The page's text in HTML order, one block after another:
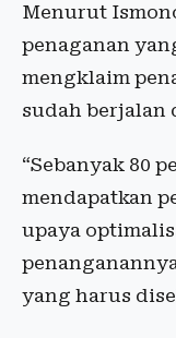
Menurut
penaganan
mengklaim
sudah berjalan
“Sebanyak 80
mendapatkan
upaya
yang harus